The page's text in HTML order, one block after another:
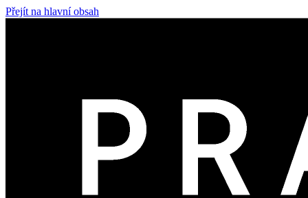
Přejít na hlavní obsah